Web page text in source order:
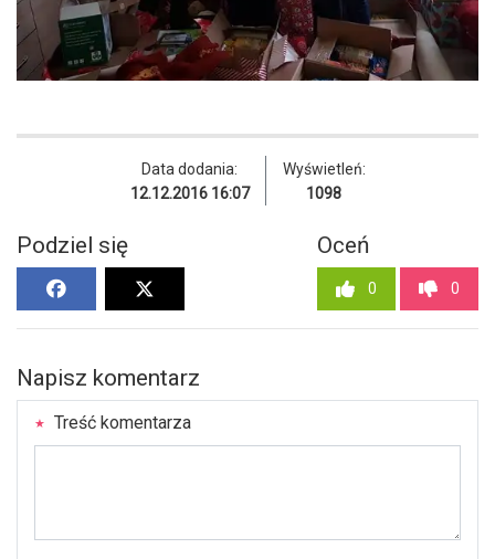
Data dodania:
12.12.2016 16:07
Wyświetleń:
1098
Podziel się Oceń
0 0
Napisz komentarz
Treść komentarza